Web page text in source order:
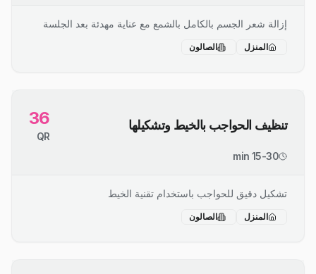
إزالة شعر الجسم بالكامل بالشمع مع عناية مهدئة بعد الجلسة
المنزل الصالون
تنظيف الحواجب بالخيط وتشكيلها 36
QR
15-30 min
تشكيل دقيق للحواجب باستخدام تقنية الخيط
المنزل الصالون